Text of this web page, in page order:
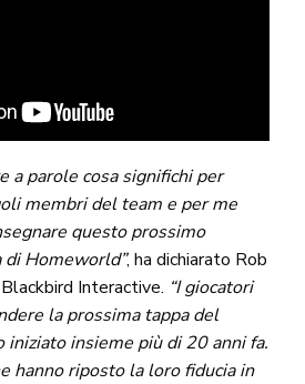
a parole cosa significhi per
membri del team e per me
questo prossimo
Homeworld”, ha dichiarato Rob
Interactive. “I giocatori
la prossima tappa del
iniziato insieme più di 20 anni fa.
hanno riposto la loro fiducia in